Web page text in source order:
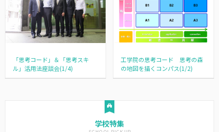
「思考コード」＆「思考スキ
ル」活用法座談会(1/4)
工学院の思考コード 思考の森
の地図を描くコンパス(1/2)
学校特集